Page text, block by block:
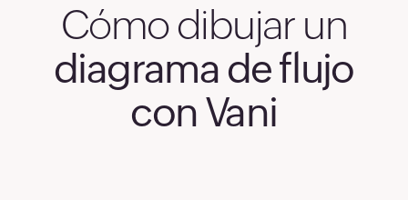
Cómo dibujar un
diagrama de flujo
con Vani